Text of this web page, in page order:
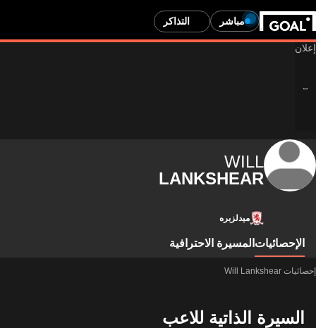
مباشر التذاكر
WILL
LANKSHEAR
ميدلزبره
الإحصائيات المسيرة الاحترافية
إحصائيات Will Lankshear
السيرة الذاتية للاعب